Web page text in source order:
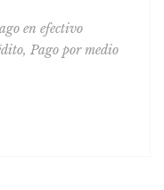
en efectivo
Pago por medio